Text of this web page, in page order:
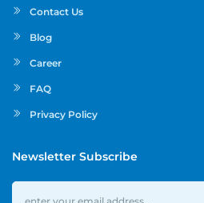
Contact Us
Blog
Career
FAQ
Privacy Policy
Newsletter Subscribe